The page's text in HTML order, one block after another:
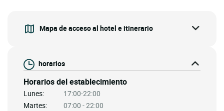
Mapa de acceso al hotel e itinerario
horarios
Horarios del establecimiento
Lunes:
17:00-22:00
Martes:
07:00 - 22:00